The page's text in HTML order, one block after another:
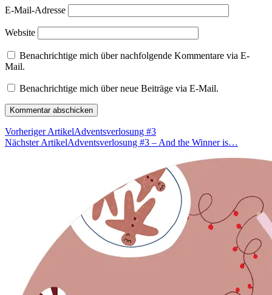
E-Mail-Adresse
Website
Benachrichtige mich über nachfolgende Kommentare via E-
Mail.
Benachrichtige mich über neue Beiträge via E-Mail.
Vorheriger ArtikelAdventsverlosung #3
Nächster ArtikelAdventsverlosung #3 – And the Winner is…